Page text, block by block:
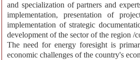
and specialization of partners and
implementation, presentation of
implementation of strategic
development of the sector of the region /
The need for energy foresight is
economic challenges of the country's